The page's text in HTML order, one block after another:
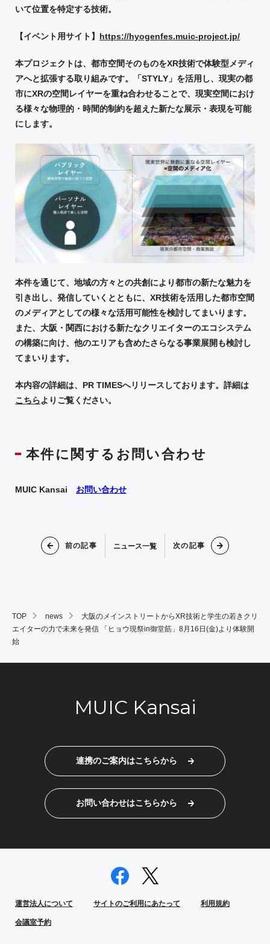
TOP news
大阪のメインストリートからXR技術と学生の若きクリ
エイターの力で未来を発信 「ヒョウ現祭in御堂筋」8月16日(金)より体験開
始
いて位置を特定する技術。
【イベント用サイト】 https://hyogenfes.muic-project.jp/
本プロジェクトは、都市空間そのものをXR技術で体験型メディ
アへと拡張する取り組みです。「STYLY 」を活用し、現実の都
市にXRの空間レイヤーを重ね合わせることで、現実空間におけ
る様々な物理的・時間的制約を超えた新たな展示・表現を可能
にします。
本件を通じて、地域の方々との共創により都市の新たな魅力を
引き出し、発信していくとともに、 XR技術を活用した都市空間
のメディアとしての様々な活用可能性を検討してまいります。
また、大阪・関西における新たなクリエイターのエコシステム
の構築に向け、他のエリアも含めたさらなる事業展開も検討し
てまいります。
本内容の詳細は、 PR TIMESへリリースしております。詳細は
こちらよりご覧ください。
本件に関するお問い合わせ
MUIC Kansai お問い合わせ
前の記事 ニュース一覧 次の記事
MUIC Kansai
連携のご案内はこちらから
お問い合わせはこちらから
運営法人について サイトのご利用にあたって 利用規約
会議室予約